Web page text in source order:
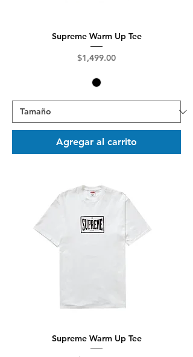
Supreme Warm Up Tee
Precio
$1,499.00
Agregar al carrito
Supreme Warm Up Tee